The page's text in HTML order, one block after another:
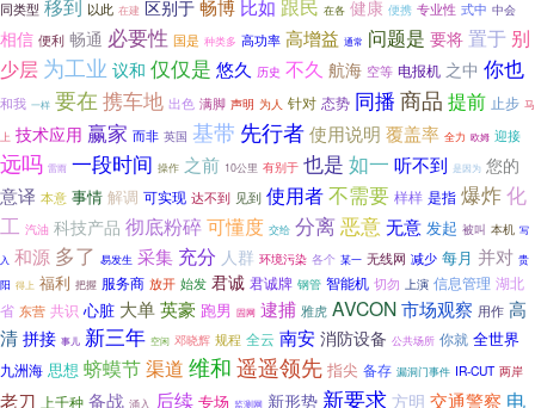
同类型 移到 以此 在建 区别于 畅博 比如 跟民 在各 健康 便携 专业性 式中 中会
相信 便利 畅通 必要性 国是 种类多 高功率 高增益 通常 问题是 要将 置于 别
少层 为工业 议和 仅仅是 悠久 历史 不久 航海 空等 电报机 之中 你也
和我 一样 要在 携车地 出色 满脚 声明 为人 针对 态势 同播 商品 提前 止步 马
上 技术应用 赢家 而非 英国 基带 先行者使用说明 覆盖率 全力 欧姆 迎接
远吗 雷雨 一段时间 操作 之前 10公里 有别于 也是 如一 听不到 是因为 您的
意译 本意 事情 解调 可实现 达不到 见到 使用者不需要 样样 是指 爆炸化
工 汽油 科技产品 彻底粉碎可懂度 交给 分离 恶意无意 发起 被叫 本机 写
入 和源 多了 易发生 采集 充分 人群 环境污染 各个 某一 无线网 减少 每月 并对 贵
阳 得上 福利 把握 服务商 放开 始发 君诚 君诚牌 钢管 智能机 切勿 上演 信息管理 湖北
省 东营 共识 心脏 大单英豪 跑男 固网 逮捕 雅虎 AVCON市场观察 用作 高
清 拼接 事儿 新三年 空闲 邓晓辉 规程 全云 南安 消防设备 公共场所 你就 全世界
九洲海 思想 蛴蟆节渠道 维和 遥遥领先 指尖 备存 漏洞门事件 IR-CUT 两岸
老刀 上千种 备战 涌入 后续 专场 监测网 新形势 新要求 方明 交通警察 电